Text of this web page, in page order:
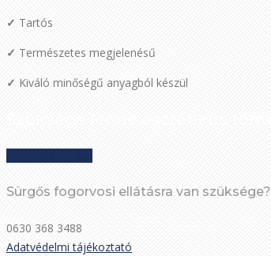
✓ Tartós
✓ Természetes megjelenésű
✓ Kiváló minőségű anyagból készül
Sürgős fogorvosi ellátásra van szüksége?
0630 368 3488
Adatvédelmi tájékoztató